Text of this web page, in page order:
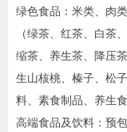
绿色食品：米类、肉
（绿茶、红茶、白茶
缩茶、养生茶、降压
生山核桃、榛子、松
料、素食制品、养生
高端食品及饮料：预